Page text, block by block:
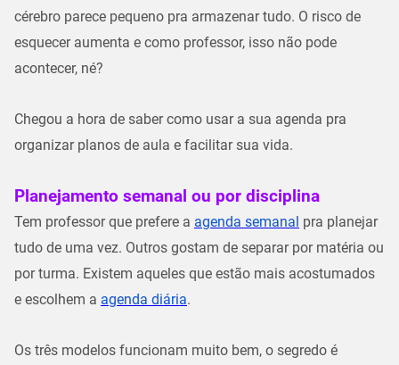
cérebro parece pequeno pra armazenar tudo. O risco de
esquecer aumenta e como professor, isso não pode
acontecer, né?
Chegou a hora de saber como usar a sua agenda pra
organizar planos de aula e facilitar sua vida.
Planejamento semanal ou por disciplina
Tem professor que prefere a agenda semanal pra planejar
tudo de uma vez. Outros gostam de separar por matéria ou
por turma. Existem aqueles que estão mais acostumados
e escolhem a agenda diária.
Os três modelos funcionam muito bem, o segredo é